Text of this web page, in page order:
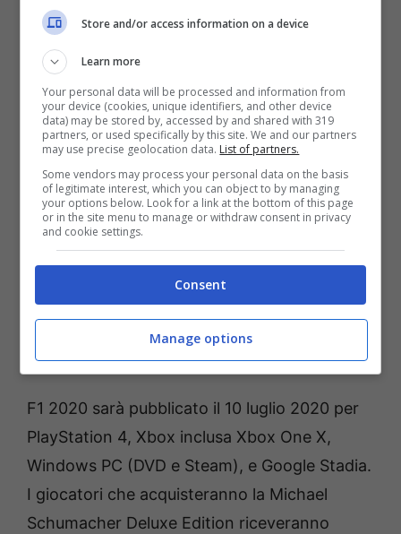
l’Australia.
“Il team ha svolto un lavoro incredibile nel
ricreare ogni aspetto del circuito. L’angolo
finale della curva inclinato verso il lungo
rettilineo è qualcosa che i giocatori
apprezzeranno ”, ha dichiarato Lee Mather,
F1 Franchise Game Director presso
Codemasters. “Il circuito di Zandvoort è
altamente tecnico con variazioni di altezza,
creste cieche e punti di frenata non visibili. È
un assalto ai sensi e non darà ai giocatori un
momento di tregua. “
F1 2020 sarà pubblicato il 10 luglio 2020 per
PlayStation 4, Xbox inclusa Xbox One X,
Windows PC (DVD e Steam), e Google Stadia.
I giocatori che acquisteranno la Michael
Schumacher Deluxe Edition riceveranno
Store and/or access information on a device
Learn more
Your personal data will be processed and information from
your device (cookies, unique identifiers, and other device
data) may be stored by, accessed by and shared with 319
partners, or used specifically by this site. We and our partners
may use precise geolocation data. List of partners.
Some vendors may process your personal data on the basis
of legitimate interest, which you can object to by managing
your options below. Look for a link at the bottom of this page
or in the site menu to manage or withdraw consent in privacy
and cookie settings.
Consent
Manage options